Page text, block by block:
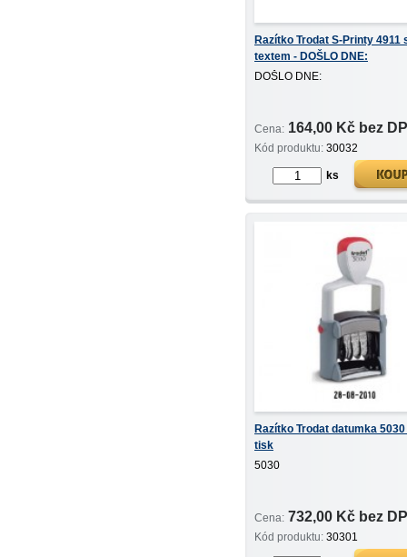
Razítko Trodat S-Printy 4911
textem - DOŠLO DNE:
DOŠLO DNE:
Cena: 164,00 Kč bez
Kód produktu: 30032
ks
Razítko Trodat datumka
tisk
5030
Cena: 732,00 Kč bez
Kód produktu: 30301